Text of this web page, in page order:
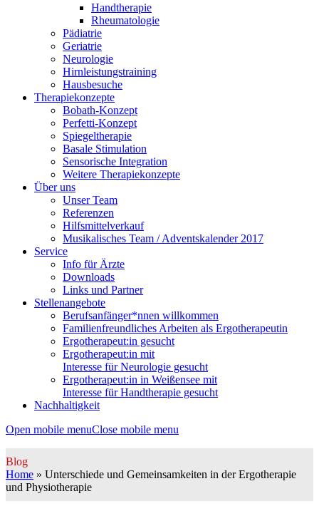
Handtherapie
Rheumatologie
Pädiatrie
Geriatrie
Neurologie
Hirnleistungstraining
Hausbesuche
Therapiekonzepte
Bobath-Konzept
Perfetti-Konzept
Spiegeltherapie
Basale Stimulation
Sensorische Integration
Weitere Therapiekonzepte
Über uns
Unser Team
Referenzen
Hilfsmittelverkauf
Musikalisches Team / Adventskalender 2017
Service
Info für Ärzte
Downloads
Links und Partner
Stellenangebote
Berufsanfänger*nnen willkommen
Familienfreundliches Arbeiten als Ergotherapeutin
Ergotherapeut:in gesucht
Ergotherapeut:in mit
Interesse für Neurologie gesucht
Ergotherapeut:in in Weißensee mit
Interesse für Handtherapie gesucht
Nachhaltigkeit
Open mobile menuClose mobile menu
Blog
Home » Unterschiede und Gemeinsamkeiten in der Ergotherapie
und Physiotherapie